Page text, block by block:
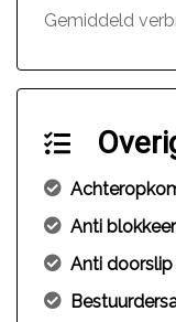
Gemiddeld
Anti
Anti